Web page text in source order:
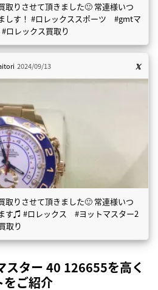
りさせて頂きました🙂 常連様いつ
しす！ #ロレックススポーツ #gmtマ
レックス買取り
2024/09/13
りさせて頂きました🙂 常連様いつ
す♫ #ロレックス #ヨットマスター2
取り
スター 40 126655を高く
をご紹介